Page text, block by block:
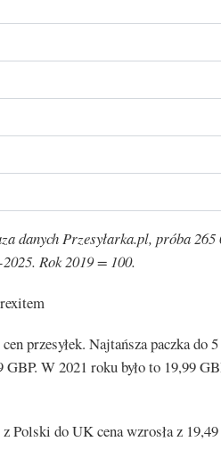
danych Przesyłarka.pl, próba 265
Rok 2019 = 100.
przesyłek. Najtańsza paczka do
GBP. W 2021 roku było to 19,99
Polski do UK cena wzrosła z